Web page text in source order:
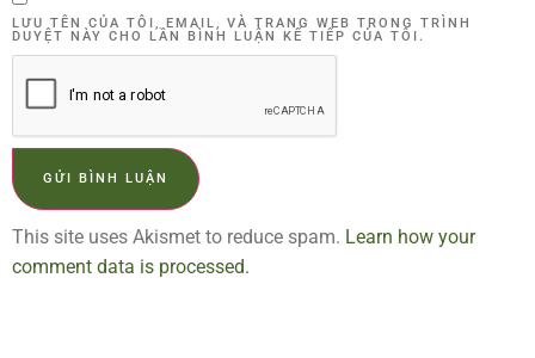
LƯU TÊN CỦA TÔI, EMAIL, VÀ TRANG WEB TRONG TRÌNH
DUYỆT NÀY CHO LẦN BÌNH LUẬN KẾ TIẾP CỦA TÔI.
This site uses Akismet to reduce spam. Learn how your
comment data is processed.